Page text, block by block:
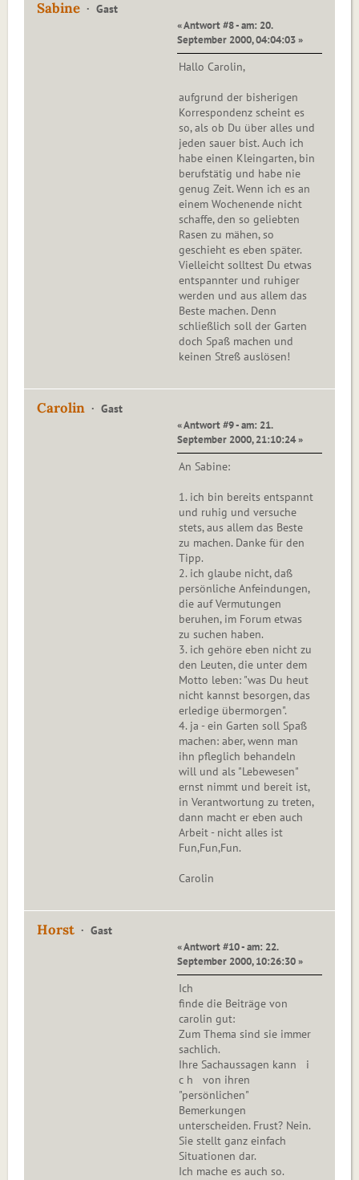
Sabine Gast
« Antwort #8 - am: 20.
September 2000, 04:04:03 »
Hallo Carolin,
aufgrund der bisherigen
Korrespondenz scheint es
so, als ob Du über alles und
jeden sauer bist. Auch ich
habe einen Kleingarten, bin
berufstätig und habe nie
genug Zeit. Wenn ich es an
einem Wochenende nicht
schaffe, den so geliebten
Rasen zu mähen, so
geschieht es eben später.
Vielleicht solltest Du etwas
entspannter und ruhiger
werden und aus allem das
Beste machen. Denn
schließlich soll der Garten
doch Spaß machen und
keinen Streß auslösen!
Carolin Gast
« Antwort #9 - am: 21.
September 2000, 21:10:24 »
An Sabine:
1. ich bin bereits entspannt
und ruhig und versuche
stets, aus allem das Beste
zu machen. Danke für den
Tipp.
2. ich glaube nicht, daß
persönliche Anfeindungen,
die auf Vermutungen
beruhen, im Forum etwas
zu suchen haben.
3. ich gehöre eben nicht zu
den Leuten, die unter dem
Motto leben: "was Du heut
nicht kannst besorgen, das
erledige übermorgen".
4. ja - ein Garten soll Spaß
machen: aber, wenn man
ihn pfleglich behandeln
will und als "Lebewesen"
ernst nimmt und bereit ist,
in Verantwortung zu treten,
dann macht er eben auch
Arbeit - nicht alles ist
Fun,Fun,Fun.
Carolin
Horst Gast
« Antwort #10 - am: 22.
September 2000, 10:26:30 »
Ich
finde die Beiträge von
carolin gut:
Zum Thema sind sie immer
sachlich.
Ihre Sachaussagen kann i
c h von ihren
"persönlichen"
Bemerkungen
unterscheiden. Frust? Nein.
Sie stellt ganz einfach
Situationen dar.
Ich mache es auch so.